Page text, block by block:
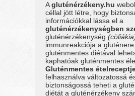
Agluténérzékeny.hu
céllal jött létre, hogy
információkkal lássa el a
gluténérzékenységben
gluténérzékenység
immunreakciója a
gluténmentes diétával
kaphatóak gluténmentes
Gluténmentes
felhasználva változatossá
biztonságossá teheti a
diétát a gluténérzékeny